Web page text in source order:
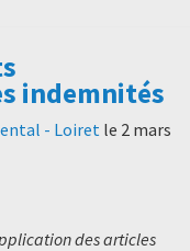
indemnités
- Loiret le 2 mars
des articles